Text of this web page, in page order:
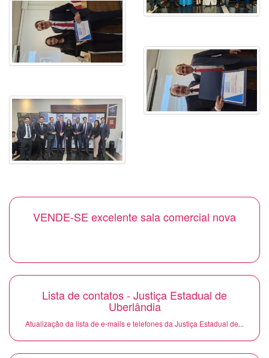
VENDE-SE excelente sala comercial nova
Lista de contatos - Justiça Estadual de
Uberlândia
Atualização da lista de e-mails e telefones da Justiça Estadual de...